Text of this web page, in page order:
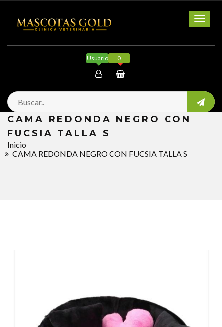
Usuario
Salir
0
CAMA REDONDA NEGRO CON
FUCSIA TALLA S
Inicio
CAMA REDONDA NEGRO CON FUCSIA TALLA S